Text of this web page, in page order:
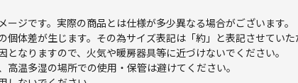
ジです。実際の商品とは仕様が多少異なる場合がございます。
体差が生じます。その為サイズ表記は「約」と表記させていた
なりますので、火気や暖房器具等に近づけないでください。
温多湿の場所での使用・保管は避けてください。